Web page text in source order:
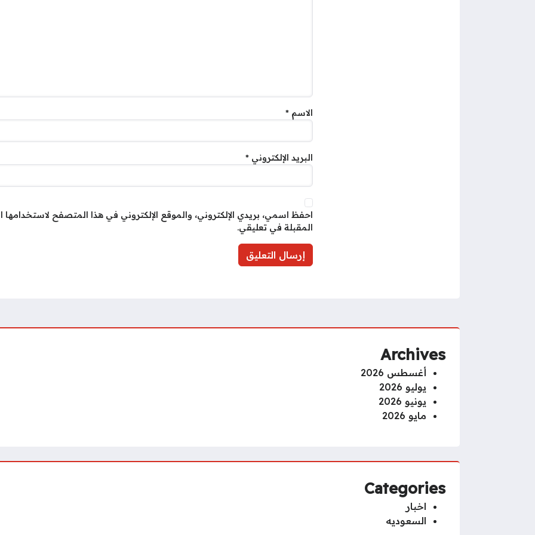
الاسم *
البريد الإلكتروني *
احفظ اسمي، بريدي الإلكتروني، والموقع الإلكتروني في هذا المتصفح لاستخدامها
المقبلة في تعليقي.
Archives
أغسطس 2026
يوليو 2026
يونيو 2026
مايو 2026
Categories
اخبار
السعوديه